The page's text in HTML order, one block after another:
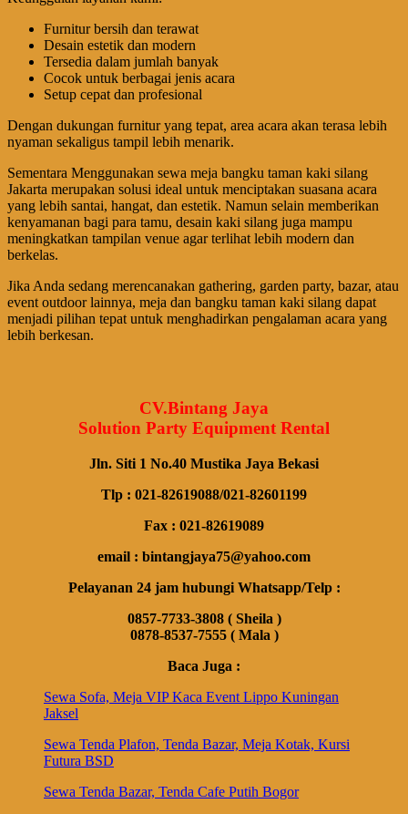
Furnitur bersih dan terawat
Desain estetik dan modern
Tersedia dalam jumlah banyak
Cocok untuk berbagai jenis acara
Setup cepat dan profesional
Dengan dukungan furnitur yang tepat, area acara akan terasa lebih
nyaman sekaligus tampil lebih menarik.
Sementara Menggunakan sewa meja bangku taman kaki silang
Jakarta merupakan solusi ideal untuk menciptakan suasana acara
yang lebih santai, hangat, dan estetik. Namun selain memberikan
kenyamanan bagi para tamu, desain kaki silang juga mampu
meningkatkan tampilan venue agar terlihat lebih modern dan
berkelas.
Jika Anda sedang merencanakan gathering, garden party, bazar, atau
event outdoor lainnya, meja dan bangku taman kaki silang dapat
menjadi pilihan tepat untuk menghadirkan pengalaman acara yang
lebih berkesan.
CV.Bintang Jaya
Solution Party Equipment Rental
Jln. Siti 1 No.40 Mustika Jaya Bekasi
Tlp : 021-82619088/021-82601199
Fax : 021-82619089
email : bintangjaya75@yahoo.com
Pelayanan 24 jam hubungi Whatsapp/Telp :
0857-7733-3808 ( Sheila )
0878-8537-7555 ( Mala )
Baca Juga :
Sewa Sofa, Meja VIP Kaca Event Lippo Kuningan
Jaksel
Sewa Tenda Plafon, Tenda Bazar, Meja Kotak, Kursi
Futura BSD
Sewa Tenda Bazar, Tenda Cafe Putih Bogor